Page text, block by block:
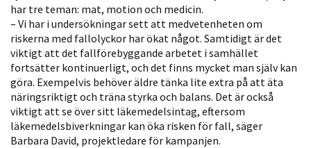
har tre teman: mat, motion och medicin.
– Vi har i undersökningar sett att medvetenheten om
riskerna med fallolyckor har ökat något. Samtidigt är det
viktigt att det fallförebyggande arbetet i samhället
fortsätter kontinuerligt, och det finns mycket man själv kan
göra. Exempelvis behöver äldre tänka lite extra på att äta
näringsriktigt och träna styrka och balans. Det är också
viktigt att se över sitt läkemedelsintag, eftersom
läkemedelsbiverkningar kan öka risken för fall, säger
Barbara David, projektledare för kampanjen.
anpassat innehåll
och erbjudanden.